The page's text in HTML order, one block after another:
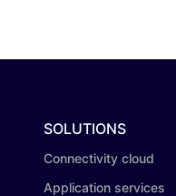
SOLUTIONS
Connectivity cloud
Application services